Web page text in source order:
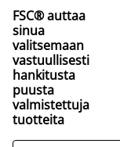
FSC® auttaa
sinua
valitsemaan
vastuullisesti
hankitusta
puusta
valmistettuja
tuotteita